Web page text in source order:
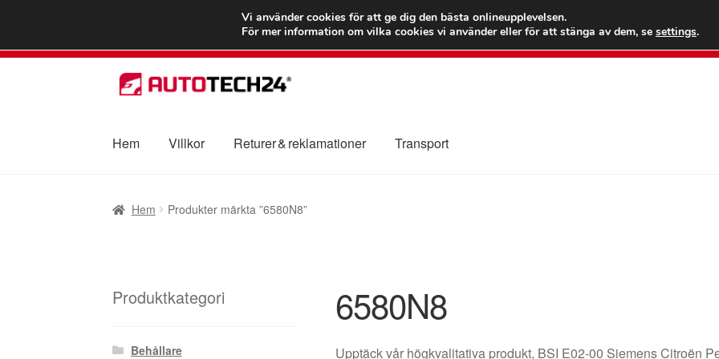
FRAKT från 75 kr
Ring
Hoppa
till
Hoppa
till
Hem Villkor Returer & reklamationer Transport
Hem Produkter märkta ”6580N8”
6580N8
Upptäck vår högkvalitativa produkt, BSI E02-00 Siemens Citroën
Produktkategori
Behållare
Vi använder cookies för att ge dig den bästa onlineupplevelsen.
För mer information om vilka cookies vi använder eller för att stänga av dem, se settings.